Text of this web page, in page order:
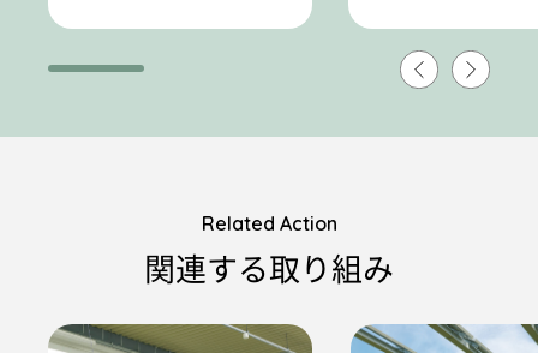
Related Action
関連する取り組み